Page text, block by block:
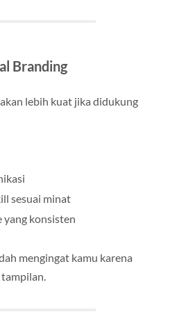
Branding
lebih kuat jika didukung
sesuai minat
yang konsisten
mengingat kamu karena